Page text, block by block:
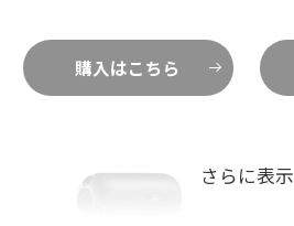
購入はこちら
さらに表示